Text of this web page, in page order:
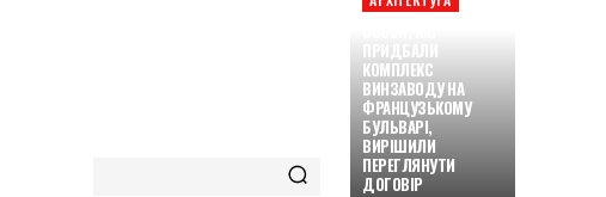
ПРИДБАЛИ
КОМПЛЕКС
ВИНЗАВОДУ НА
ФРАНЦУЗЬКОМУ
БУЛЬВАРІ,
ВИРІШИЛИ
ПЕРЕГЛЯНУТИ
ДОГОВІР